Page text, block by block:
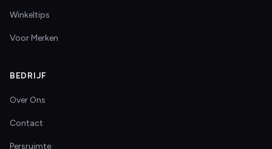
Winkeltips
Voor Merken
BEDRIJF
Over Ons
Contact
Persruimte